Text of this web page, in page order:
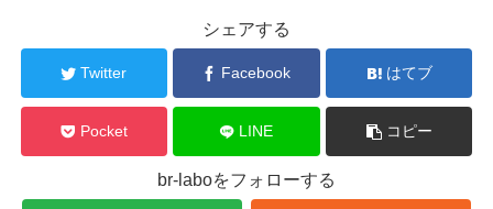
シェアする
Twitter Facebook はてブ
Pocket LINE コピー
br-laboをフォローする